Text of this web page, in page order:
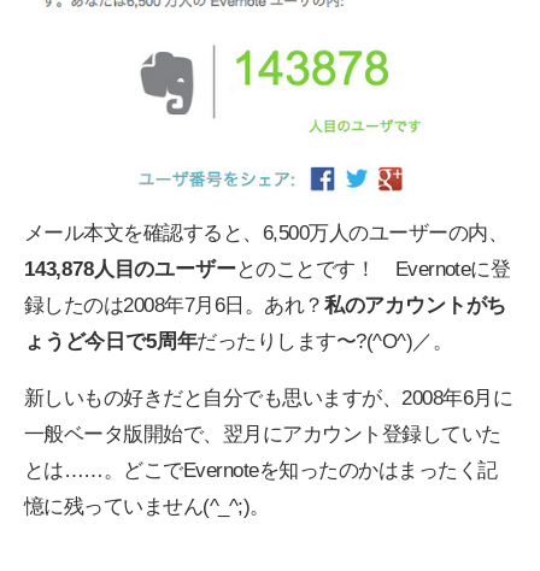
メール本文を確認すると、6,500万人のユーザーの内、
143,878人目のユーザーとのことです！ Evernoteに登
録したのは2008年7月6日。あれ？ 私のアカウントがち
ょうど今日で5周年だったりします〜?(^O^)／。
新しいもの好きだと自分でも思いますが、2008年6月に
一般ベータ版開始で、翌月にアカウント登録していた
とは……。どこでEvernoteを知ったのかはまったく記
憶に残っていません(^_^;)。